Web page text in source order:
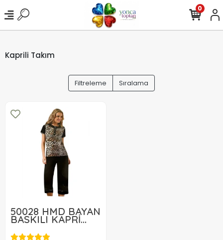
0
Kaprili Takım
Filtreleme Sıralama
50028 HMD BAYAN
BASKILI KAPRİ
TAKIM31,60 USD